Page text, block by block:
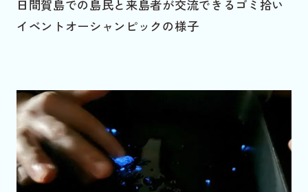
日間賀島での島民と来島者が交流できるゴミ拾い
イベントオーシャンピックの様子